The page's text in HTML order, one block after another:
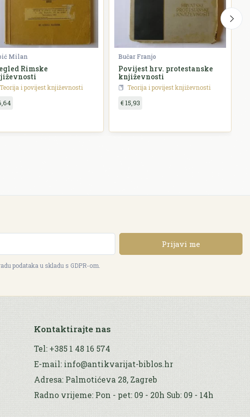
Milan
Rimske
Teorija i povijest književnosti
Bučar Franjo
Povijest hrv. protestanske
književnosti
Teorija i povijest književnosti
€ 15,93
Prijavi me
podataka u skladu s GDPR-om.
Kontaktirajte nas
Tel: +385 1 48 16 574
E-mail: info@antikvarijat-biblos.hr
Adresa: Palmotićeva 28, Zagreb
Radno vrijeme: Pon - pet: 09 - 20h Sub: 09 - 14h